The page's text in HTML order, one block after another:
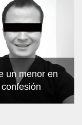
un menor en